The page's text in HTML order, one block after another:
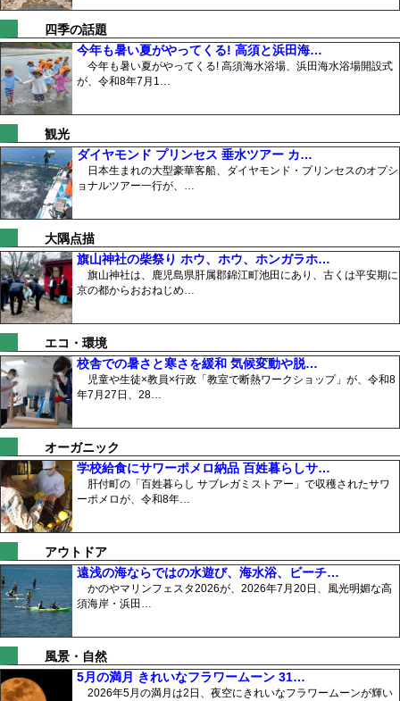
四季の話題
今年も暑い夏がやってくる! 高須と浜田海…
今年も暑い夏がやってくる! 高須海水浴場、浜田海水浴場開設式
が、令和8年7月1…
観光
ダイヤモンド プリンセス 垂水ツアー カ…
日本生まれの大型豪華客船、ダイヤモンド・プリンセスのオプシ
ョナルツアー一行が、…
大隅点描
旗山神社の柴祭り ホウ、ホウ、ホンガラホ…
旗山神社は、鹿児島県肝属郡錦江町池田にあり、古くは平安期に
京の都からおおねじめ…
エコ・環境
校舎での暑さと寒さを緩和 気候変動や脱…
児童や生徒×教員×行政「教室で断熱ワークショップ」が、令和8
年7月27日、28…
オーガニック
学校給食にサワーポメロ納品 百姓暮らしサ…
肝付町の「百姓暮らし サブレガミストアー」で収穫されたサワ
ーポメロが、令和8年…
アウトドア
遠浅の海ならではの水遊び、海水浴、ビーチ…
かのやマリンフェスタ2026が、2026年7月20日、風光明媚な高
須海岸・浜田…
風景・自然
5月の満月 きれいなフラワームーン 31…
2026年5月の満月は2日、夜空にきれいなフラワームーンが輝い